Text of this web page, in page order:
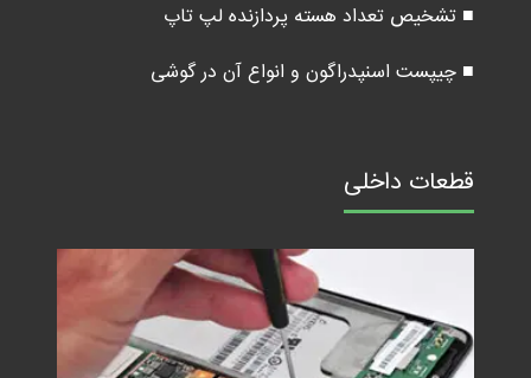
■ تشخیص تعداد هسته پردازنده لپ تاپ
■ چیپست اسنپدراگون و انواع آن در گوشی
قطعات داخلی